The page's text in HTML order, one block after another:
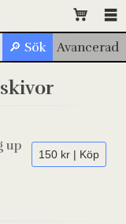
150 kr | Köp
up